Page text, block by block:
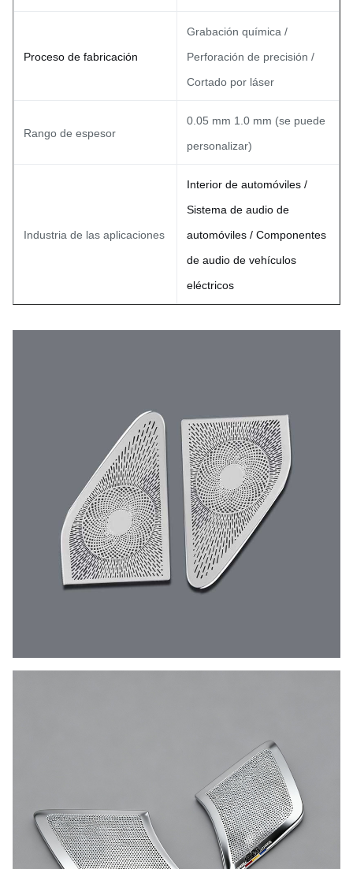
Proceso de fabricación
Grabación química /
Perforación de precisión /
Cortado por láser
Rango de espesor
0.05 mm 1.0 mm (se puede
personalizar)
Industria de las aplicaciones
Interior de automóviles /
Sistema de audio de
automóviles / Componentes
de audio de vehículos
eléctricos